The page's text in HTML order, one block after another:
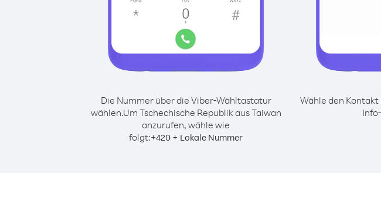
Die Nummer über die Viber-Wähltastatur
wählen.Um Tschechische Republik aus Taiwan
anzurufen, wähle wie
folgt:+420 + Lokale Nummer
Wähle den